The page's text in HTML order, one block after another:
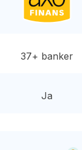
37+ banker
Ja